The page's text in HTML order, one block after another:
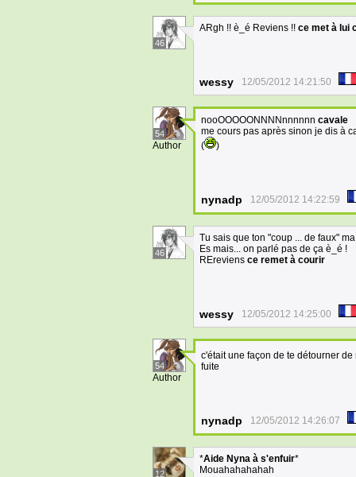
46
ARgh !! è_é Reviens !! ce met à lui
wessy 12/05/2012 14:21:50
54
Author
nooOOOOONNNNnnnnnn cavale
me cours pas après sinon je dis à
(
)
nynadp 12/05/2012 14:22:59
46
Tu sais que ton "coup ... de faux"
Es mais... on parlé pas de ça è_é !
REreviens ce remet à courir
wessy 12/05/2012 14:25:00
54
Author
c'était une façon de te détourner
fuite
nynadp 12/05/2012 14:26:07
12
*Aide Nyna à s'enfuir*
Mouahahahahah